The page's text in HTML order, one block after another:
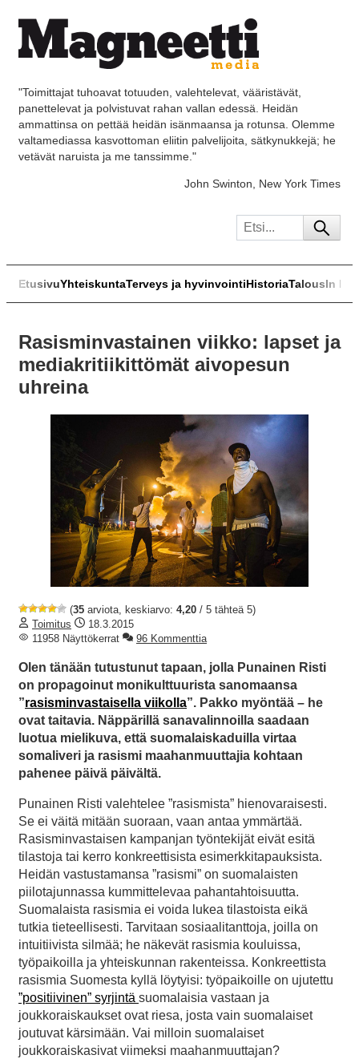
"Toimittajat tuhoavat totuuden, valehtelevat, vääristävät,
panettelevat ja polvistuvat rahan vallan edessä. Heidän
ammattinsa on pettää heidän isänmaansa ja rotunsa. Olemme
valtamediassa kasvottoman eliitin palvelijoita, sätkynukkejä; he
vetävät naruista ja me tanssimme."
John Swinton, New York Times
EtusivuYhteiskuntaTerveys ja hyvinvointiHistoriaTalousIn
Rasisminvastainen viikko: lapset ja
mediakritiikittömät aivopesun
uhreina
(35 arviota, keskiarvo: 4,20 / 5 tähteä 5)
Toimitus
18.3.2015
11958 Näyttökerrat
96 Kommenttia
Olen tänään tutustunut tapaan, jolla Punainen Risti
on propagoinut monikulttuurista sanomaansa
”rasisminvastaisella viikolla”. Pakko myöntää – he
ovat taitavia. Näppärillä sanavalinnoilla saadaan
luotua mielikuva, että suomalaiskaduilla virtaa
somaliveri ja rasismi maahanmuuttajia kohtaan
pahenee päivä päivältä.
Punainen Risti valehtelee ”rasismista” hienovaraisesti.
Se ei väitä mitään suoraan, vaan antaa ymmärtää.
Rasisminvastaisen kampanjan työntekijät eivät esitä
tilastoja tai kerro konkreettisista esimerkkitapauksista.
Heidän vastustamansa ”rasismi” on suomalaisten
piilotajunnassa kummittelevaa pahantahtoisuutta.
Suomalaista rasismia ei voida lukea tilastoista eikä
tutkia tieteellisesti. Tarvitaan sosiaalitanttoja, joilla on
intuitiivista silmää; he näkevät rasismia kouluissa,
työpaikoilla ja yhteiskunnan rakenteissa. Konkreettista
rasismia Suomesta kyllä löytyisi: työpaikoille on ujutettu
”positiivinen” syrjintä suomalaisia vastaan ja
joukkoraiskaukset ovat riesa, josta vain suomalaiset
joutuvat kärsimään. Vai milloin suomalaiset
joukkoraiskasivat viimeksi maahanmuuttajan?